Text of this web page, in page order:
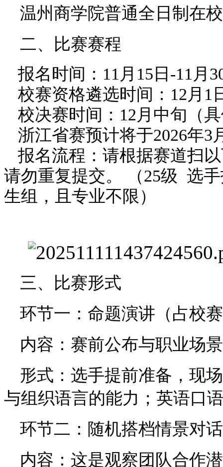
温州商学院普通全日制在
二、比赛赛程
报名时间：11月15日-11月
校赛资格遴选时间：12月1
校决赛时间：12月中旬（
浙江省赛预计将于2026年3
报名流程：请根据赛道扫
请勿重复提交。 （25级 选
生组，且专业不限）
三、比赛形式
环节一：命题演讲（占校
内容：赛前公布与职业场
形式：选手提前准备，现
与组织语言的能力；英语口
环节二：随机搭档情景对
内容：这是观察团队合作